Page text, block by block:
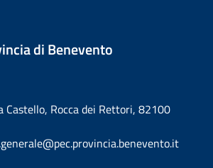
di Benevento
Castello, Rocca dei Rettori, 82100